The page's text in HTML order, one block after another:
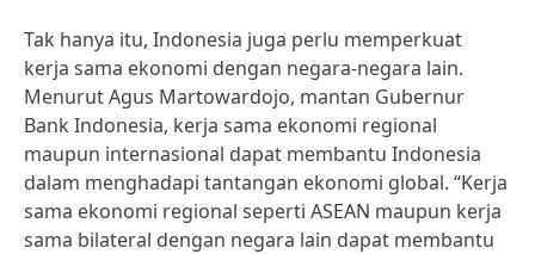
Tak hanya itu, Indonesia juga perlu memperkuat
kerja sama ekonomi dengan negara-negara lain.
Menurut Agus Martowardojo, mantan Gubernur
Bank Indonesia, kerja sama ekonomi regional
maupun internasional dapat membantu Indonesia
dalam menghadapi tantangan ekonomi global. “Kerja
sama ekonomi regional seperti ASEAN maupun kerja
sama bilateral dengan negara lain dapat membantu